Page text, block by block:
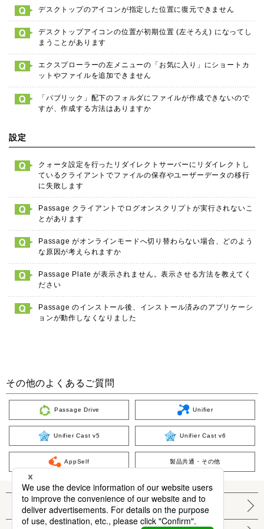
デスクトップのアイコンが指定した位置に復元できません
デスクトップアイコンの位置が初期位置 (左そろえ) になってし
まうことがあります
エクスプローラーの左メニューの「お気に入り」にショートカ
ットやファイルを追加できません
「パブリック」配下のフォルダにファイルが作成できないので
すが、作成する方法はありますか
設定
クォータ設定を行ったリダイレクトサーバーにリダイレクトし
ているクライアントでファイルの保存やユーザーデータの移行
に失敗します
Passage クライアントでログオンスクリプトが実行されないこ
とがあります
Passage がオンラインモードへ切り替わらない場合、どのよう
な原因が考えられますか
Passage Plate が表示されません。表示させる方法を教えてく
ださい
Passage のインストール後、インストール済みのアプリケーシ
ョンが動作しなくなりました
その他のよくあるご質問
Passage Drive Unifier
Unifier Cast v5 Unifier Cast v6
AppSelf 製品共通・その他
個人情報保護方針